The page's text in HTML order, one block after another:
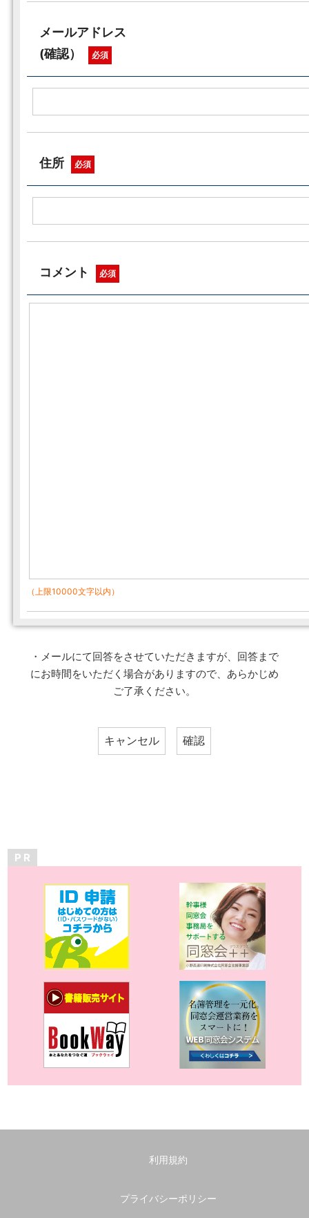
メールアドレス
(確認）
必須
住所 必須
コメント 必須
（上限10000文字以内）
・メールにて回答をさせていただきますが、回答まで
にお時間をいただく場合がありますので、あらかじめ
ご了承ください。
P R
利用規約
プライバシーポリシー